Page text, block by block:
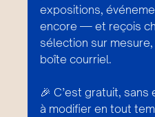
expositions,
encore — et reçois
sélection sur
boîte courriel.
🎉 C’est gratuit,
à modifier en tout